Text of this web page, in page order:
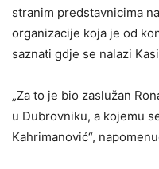
stranim predstavnicima
organizacije koja je od
saznati gdje se nalazi
„Za to je bio zaslužan
u Dubrovniku, a kojemu
Kahrimanović“,